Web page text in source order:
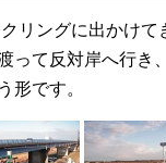
リングに出かけて
って反対岸へ行き
形です。